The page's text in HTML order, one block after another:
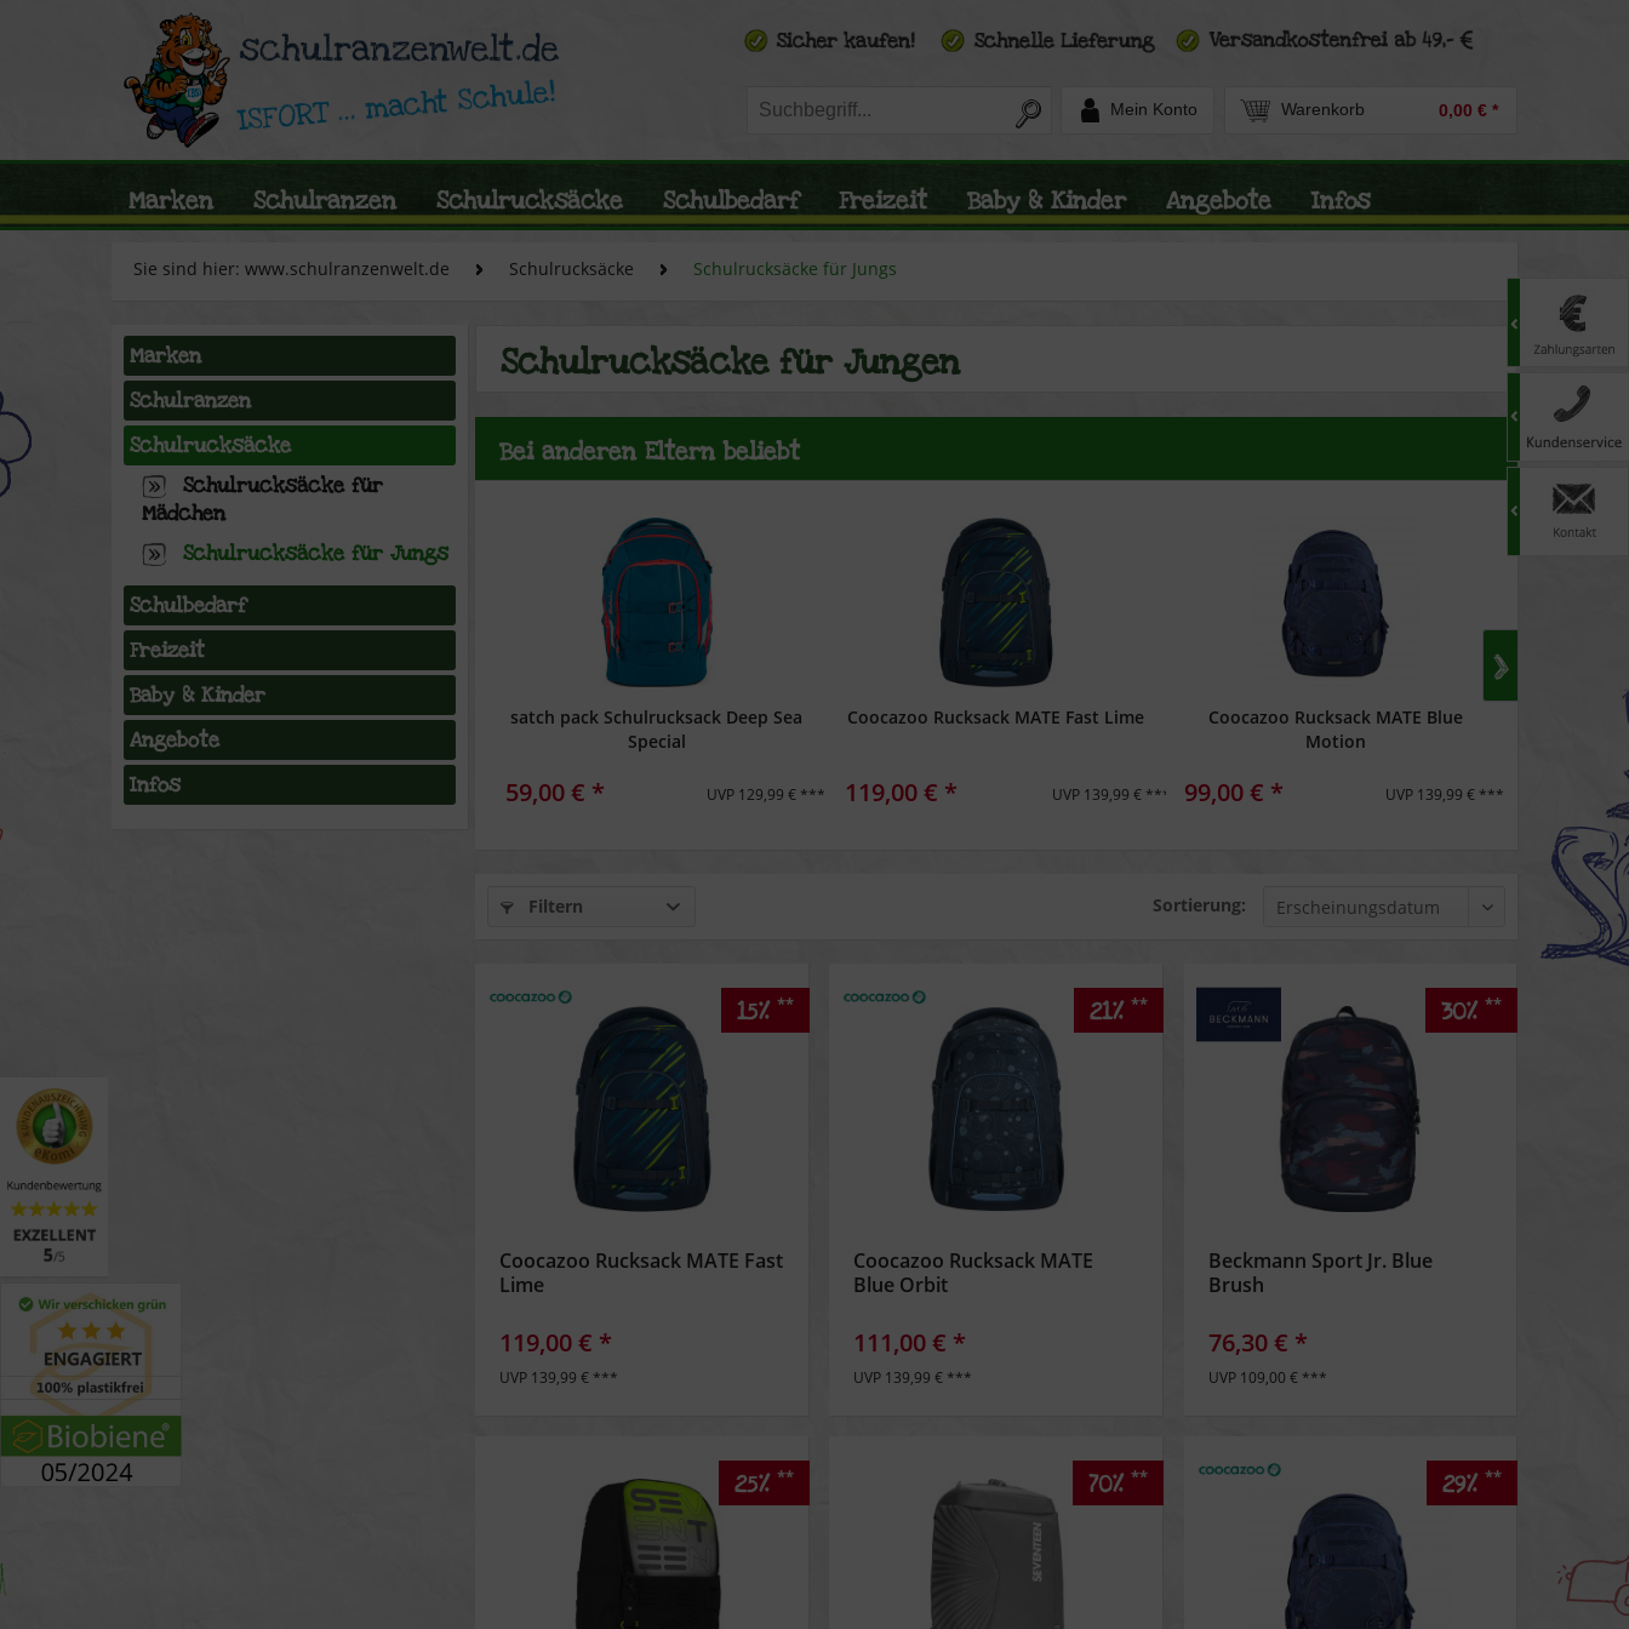
Mein Konto Warenkorb 0,00 € *
Marken Schulranzen Schulrucksäcke Schulbedarf Freizeit Baby & Kinder Angebote Infos
Sie sind hier: www.schulranzenwelt.de Schulrucksäcke Schulrucksäcke für Jungs
Marken
Schulranzen
Schulrucksäcke
Schulrucksäcke für
Mädchen
Schulrucksäcke für Jungs
Schulbedarf
Freizeit
Baby & Kinder
Angebote
Infos
Schulrucksäcke für Jungen
Bei anderen Eltern beliebt
satch pack Schulrucksack Deep Sea
Special
59,00 € * UVP 129,99 € ***
Coocazoo Rucksack MATE Fast Lime
119,00 € * UVP 139,99 € ***
Coocazoo Rucksack MATE Blue
Motion
99,00 € * UVP 139,99 € ***
Dakine
Filtern Sortierung:
15% **
Coocazoo Rucksack MATE Fast
Lime
119,00 € *
UVP 139,99 € ***
21% **
Coocazoo Rucksack MATE
Blue Orbit
111,00 € *
UVP 139,99 € ***
30% **
Beckmann Sport Jr. Blue
Brush
76,30 € *
UVP 109,00 € ***
25% ** 70% ** 29% **